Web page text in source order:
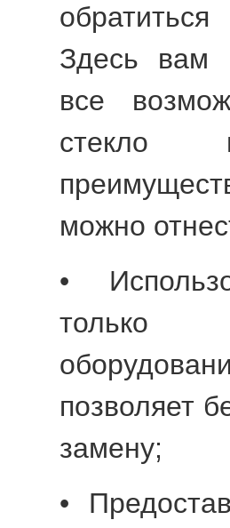
Здесь вам
все
стекло
можно
•
только
позволяет
замену;
•